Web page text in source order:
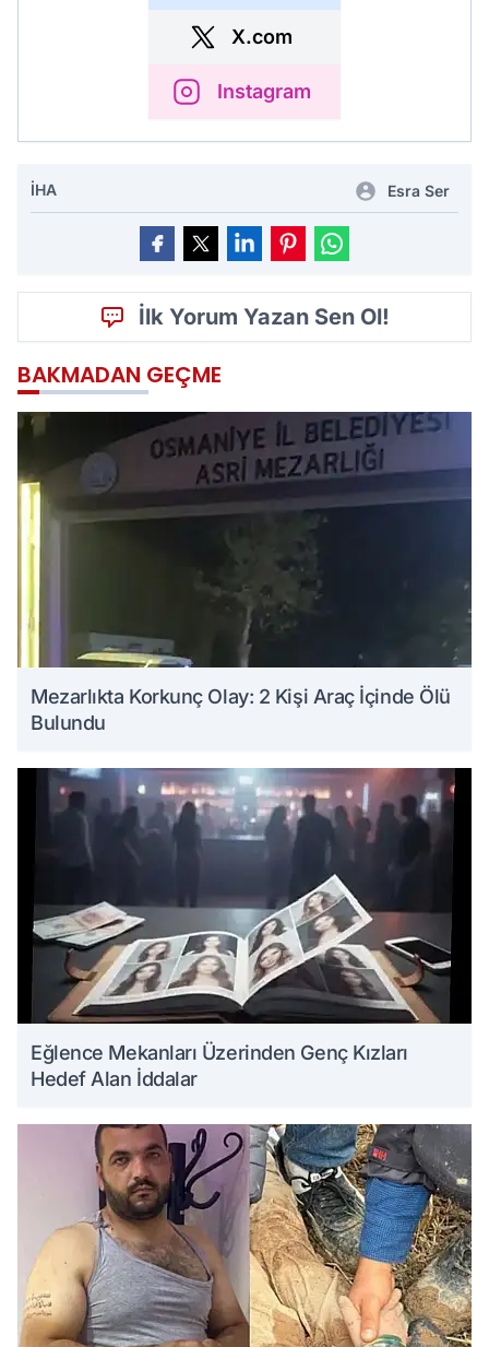
X.com
Instagram
İHA Esra Ser
İlk Yorum Yazan Sen Ol!
BAKMADAN GEÇME
Mezarlıkta Korkunç Olay: 2 Kişi Araç İçinde Ölü
Bulundu
Eğlence Mekanları Üzerinden Genç Kızları
Hedef Alan İddalar